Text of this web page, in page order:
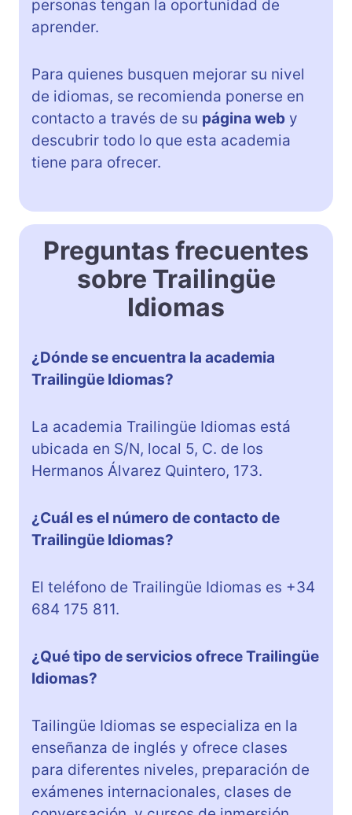
personas tengan la oportunidad de
aprender.
Para quienes busquen mejorar su nivel
de idiomas, se recomienda ponerse en
contacto a través de su página web y
descubrir todo lo que esta academia
tiene para ofrecer.
Preguntas frecuentes
sobre Trailingüe
Idiomas
¿Dónde se encuentra la academia
Trailingüe Idiomas?
La academia Trailingüe Idiomas está
ubicada en S/N, local 5, C. de los
Hermanos Álvarez Quintero, 173.
¿Cuál es el número de contacto de
Trailingüe Idiomas?
El teléfono de Trailingüe Idiomas es +34
684 175 811.
¿Qué tipo de servicios ofrece Trailingüe
Idiomas?
Tailingüe Idiomas se especializa en la
enseñanza de inglés y ofrece clases
para diferentes niveles, preparación de
exámenes internacionales, clases de